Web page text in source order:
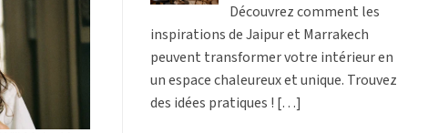
Découvrez comment les
inspirations de Jaipur et Marrakech
peuvent transformer votre intérieur en
un espace chaleureux et unique. Trouvez
des idées pratiques ! […]